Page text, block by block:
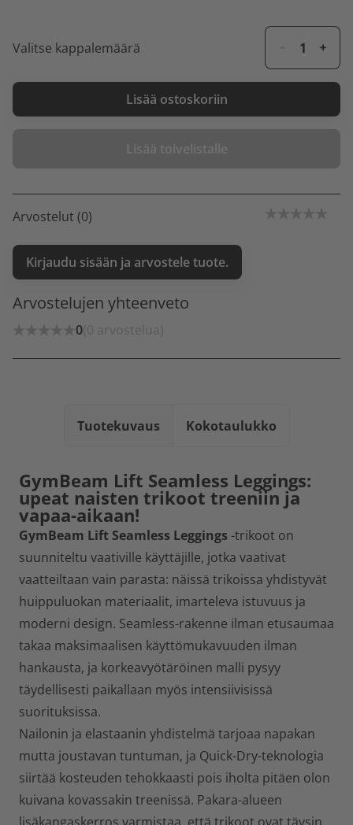
Valitse kappalemäärä
Lisää ostoskoriin
Lisää toivelistalle
Arvostelut (0)
Kirjaudu sisään ja arvostele tuote.
Arvostelujen yhteenveto
0(0 arvostelua)
Tuotekuvaus Kokotaulukko
GymBeam Lift Seamless Leggings:
upeat naisten trikoot treeniin ja
vapaa-aikaan!
GymBeam Lift Seamless Leggings -trikoot on
suunniteltu vaativille käyttäjille, jotka vaativat
vaatteiltaan vain parasta: näissä trikoissa yhdistyvät
huippuluokan materiaalit, imarteleva istuvuus ja
moderni design. Seamless-rakenne ilman etusaumaa
takaa maksimaalisen käyttömukavuuden ilman
hankausta, ja korkeavyötäröinen malli pysyy
täydellisesti paikallaan myös intensiivisissä
suorituksissa.
Nailonin ja elastaanin yhdistelmä tarjoaa napakan
mutta joustavan tuntuman, ja Quick-Dry-teknologia
siirtää kosteuden tehokkaasti pois iholta pitäen olon
kuivana kovassakin treenissä. Pakara-alueen